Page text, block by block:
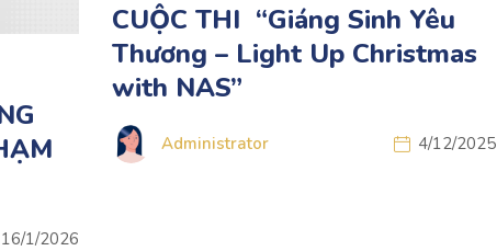
16/1/2026
CUỘC THI “Giáng Sinh Yêu
Thương – Light Up Christmas
with NAS”
Administrator 4/12/2025